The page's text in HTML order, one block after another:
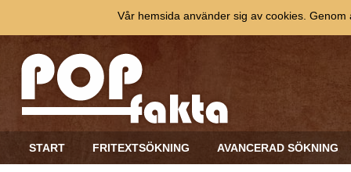
START FRITEXTSÖKNING AVANCERAD SÖKNING
Vår hemsida använder sig av cookies.